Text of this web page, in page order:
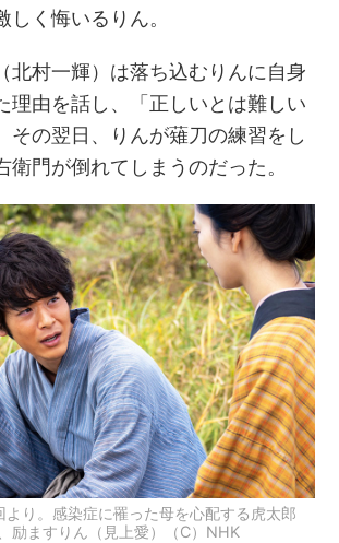
しく悔いるりん。
北村一輝）は落ち込むりんに自身
理由を話し、「正しいとは難しい
その翌日、りんが薙刀の練習をし
衛門が倒れてしまうのだった。
より。感染症に罹った母を心配する虎太郎
励ますりん（見上愛）（C）NHK